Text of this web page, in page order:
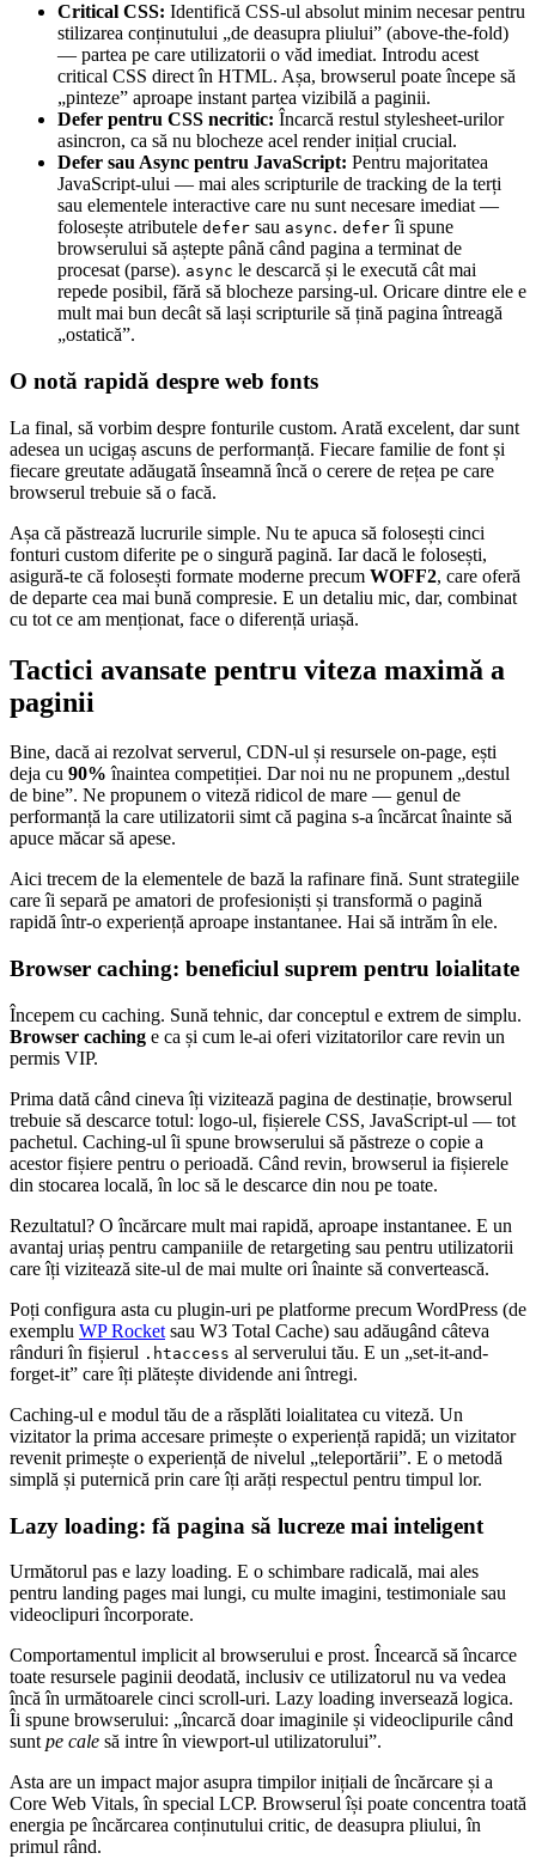
Critical CSS: Identifică CSS-ul absolut minim necesar pentru
stilizarea conținutului „de deasupra pliului” (above-the-fold)
— partea pe care utilizatorii o văd imediat. Introdu acest
critical CSS direct în HTML. Așa, browserul poate începe să
„pinteze” aproape instant partea vizibilă a paginii.
Defer pentru CSS necritic: Încarcă restul stylesheet-urilor
asincron, ca să nu blocheze acel render inițial crucial.
Defer sau Async pentru JavaScript: Pentru majoritatea
JavaScript-ului — mai ales scripturile de tracking de la terți
sau elementele interactive care nu sunt necesare imediat —
folosește atributele defer sau async. defer îi spune
browserului să aștepte până când pagina a terminat de
procesat (parse). async le descarcă și le execută cât mai
repede posibil, fără să blocheze parsing-ul. Oricare dintre ele e
mult mai bun decât să lași scripturile să țină pagina întreagă
„ostatică”.
O notă rapidă despre web fonts
La final, să vorbim despre fonturile custom. Arată excelent, dar sunt
adesea un ucigaș ascuns de performanță. Fiecare familie de font și
fiecare greutate adăugată înseamnă încă o cerere de rețea pe care
browserul trebuie să o facă.
Așa că păstrează lucrurile simple. Nu te apuca să folosești cinci
fonturi custom diferite pe o singură pagină. Iar dacă le folosești,
asigură-te că folosești formate moderne precum WOFF2, care oferă
de departe cea mai bună compresie. E un detaliu mic, dar, combinat
cu tot ce am menționat, face o diferență uriașă.
Tactici avansate pentru viteza maximă a
paginii
Bine, dacă ai rezolvat serverul, CDN-ul și resursele on-page, ești
deja cu 90% înaintea competiției. Dar noi nu ne propunem „destul
de bine”. Ne propunem o viteză ridicol de mare — genul de
performanță la care utilizatorii simt că pagina s-a încărcat înainte să
apuce măcar să apese.
Aici trecem de la elementele de bază la rafinare fină. Sunt strategiile
care îi separă pe amatori de profesioniști și transformă o pagină
rapidă într-o experiență aproape instantanee. Hai să intrăm în ele.
Browser caching: beneficiul suprem pentru loialitate
Începem cu caching. Sună tehnic, dar conceptul e extrem de simplu.
Browser caching e ca și cum le-ai oferi vizitatorilor care revin un
permis VIP.
Prima dată când cineva îți vizitează pagina de destinație, browserul
trebuie să descarce totul: logo-ul, fișierele CSS, JavaScript-ul — tot
pachetul. Caching-ul îi spune browserului să păstreze o copie a
acestor fișiere pentru o perioadă. Când revin, browserul ia fișierele
din stocarea locală, în loc să le descarce din nou pe toate.
Rezultatul? O încărcare mult mai rapidă, aproape instantanee. E un
avantaj uriaș pentru campaniile de retargeting sau pentru utilizatorii
care îți vizitează site-ul de mai multe ori înainte să convertească.
Poți configura asta cu plugin-uri pe platforme precum WordPress (de
exemplu WP Rocket sau W3 Total Cache) sau adăugând câteva
rânduri în fișierul .htaccess al serverului tău. E un „set-it-and-
forget-it” care îți plătește dividende ani întregi.
Caching-ul e modul tău de a răsplăti loialitatea cu viteză. Un
vizitator la prima accesare primește o experiență rapidă; un vizitator
revenit primește o experiență de nivelul „teleportării”. E o metodă
simplă și puternică prin care îți arăți respectul pentru timpul lor.
Lazy loading: fă pagina să lucreze mai inteligent
Următorul pas e lazy loading. E o schimbare radicală, mai ales
pentru landing pages mai lungi, cu multe imagini, testimoniale sau
videoclipuri încorporate.
Comportamentul implicit al browserului e prost. Încearcă să încarce
toate resursele paginii deodată, inclusiv ce utilizatorul nu va vedea
încă în următoarele cinci scroll-uri. Lazy loading inversează logica.
Îi spune browserului: „încarcă doar imaginile și videoclipurile când
sunt pe cale să intre în viewport-ul utilizatorului”.
Asta are un impact major asupra timpilor inițiali de încărcare și a
Core Web Vitals, în special LCP. Browserul își poate concentra toată
energia pe încărcarea conținutului critic, de deasupra pliului, în
primul rând.